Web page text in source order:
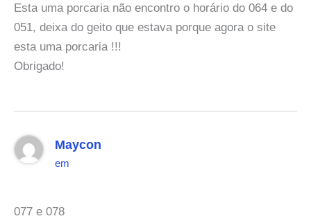
Esta uma porcaria não encontro o horário do 064 e do
051, deixa do geito que estava porque agora o site
esta uma porcaria !!!
Obrigado!
Maycon
em
077 e 078